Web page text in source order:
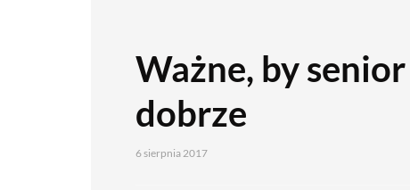
Ważne, by senior
dobrze
6 sierpnia 2017